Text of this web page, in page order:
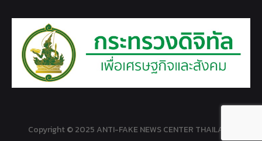
Copyright © 2025 ANTI-FAKE NEWS CENTER THAILAND